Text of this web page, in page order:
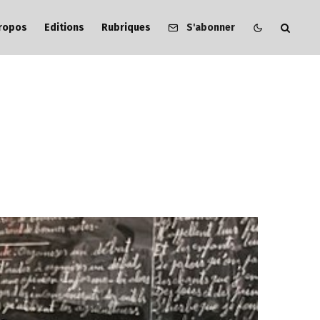
Editions Rubriques S'abonner